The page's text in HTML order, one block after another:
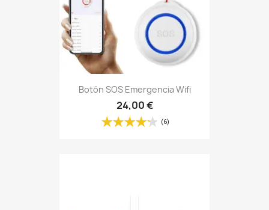
Botón SOS Emergencia Wifi
24,00 €
(6)